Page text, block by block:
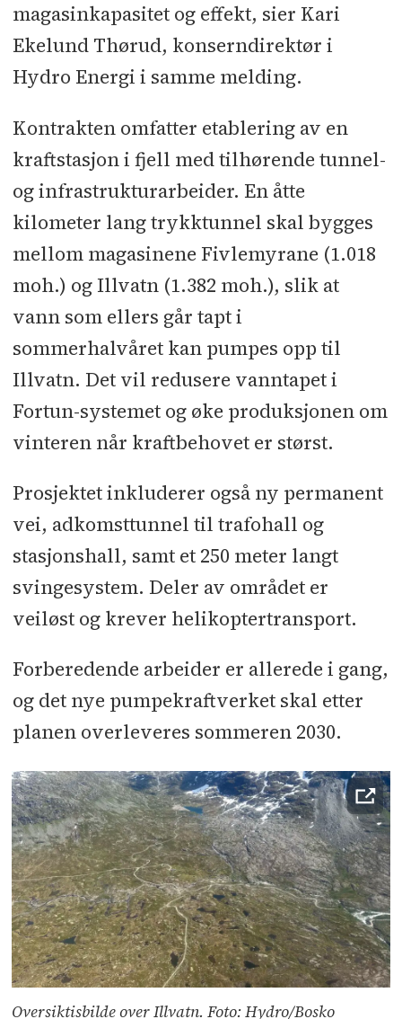
magasinkapasitet og effekt, sier Kari
Ekelund Thørud, konserndirektør i
Hydro Energi i samme melding.
Kontrakten omfatter etablering av en
kraftstasjon i fjell med tilhørende tunnel-
og infrastrukturarbeider. En åtte
kilometer lang trykktunnel skal bygges
mellom magasinene Fivlemyrane (1.018
moh.) og Illvatn (1.382 moh.), slik at
vann som ellers går tapt i
sommerhalvåret kan pumpes opp til
Illvatn. Det vil redusere vanntapet i
Fortun-systemet og øke produksjonen om
vinteren når kraftbehovet er størst.
Prosjektet inkluderer også ny permanent
vei, adkomsttunnel til trafohall og
stasjonshall, samt et 250 meter langt
svingesystem. Deler av området er
veiløst og krever helikoptertransport.
Forberedende arbeider er allerede i gang,
og det nye pumpekraftverket skal etter
planen overleveres sommeren 2030.
Oversiktisbilde over Illvatn. Foto: Hydro/Bosko